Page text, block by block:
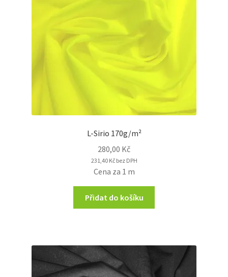
L-Sirio 170g/m²
280,00 Kč
231,40 Kčbez DPH
Cena za 1 m
Přidat do košíku